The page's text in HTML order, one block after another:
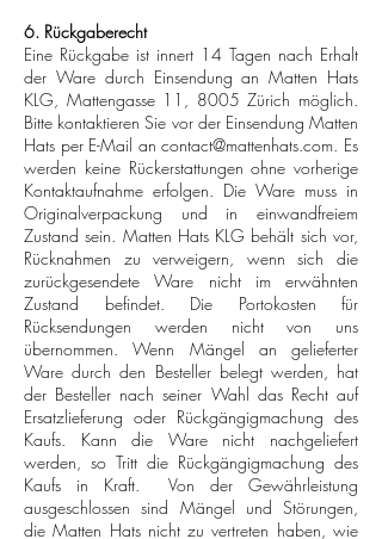
6. Rückgaberecht
Eine Rückgabe ist innert 14 Tagen nach Erhalt
der Ware durch Einsendung an Matten Hats
KLG, Mattengasse 11, 8005 Zürich möglich.
Bitte kontaktieren Sie vor der Einsendung Matten
Hats per E-Mail ancontact@mattenhats.com. Es
werden keine Rückerstattungen ohne vorherige
Kontaktaufnahme erfolgen. Die Ware muss in
Originalverpackung und in einwandfreiem
Zustand sein. Matten Hats KLG behält sich vor,
Rücknahmen zu verweigern, wenn sich die
zurückgesendete Ware nicht im erwähnten
Zustand befindet. Die Portokosten für
Rücksendungen werden nicht von uns
übernommen. Wenn Mängel an gelieferter
Ware durch den Besteller belegt werden, hat
der Besteller nach seiner Wahl das Recht auf
Ersatzlieferung oder Rückgängigmachung des
Kaufs. Kann die Ware nicht nachgeliefert
werden, so Tritt die Rückgängigmachung des
Kaufs in Kraft. Von der Gewährleistung
ausgeschlossen sind Mängel und Störungen,
die Matten Hats nicht zu vertreten haben, wie